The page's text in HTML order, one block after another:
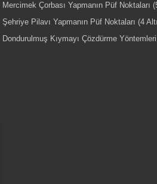
Mercimek Çorbası Yapmanın Püf Noktaları
Şehriye Pilavı Yapmanın Püf Noktaları (4
Dondurulmuş Kıymayı Çözdürme Yöntemleri